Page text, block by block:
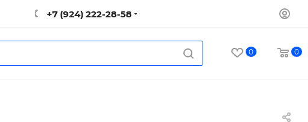
+7 (924) 222-28-58
0 0